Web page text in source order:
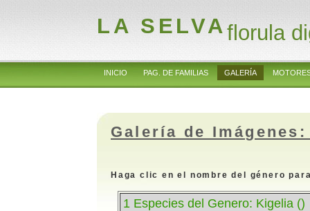
LA SELVAflorula
INICIO PAG. DE FAMILIAS GALERÍA
Galería de
Haga clic en el nombre del género
1 Especies del Genero: Kigelia ()